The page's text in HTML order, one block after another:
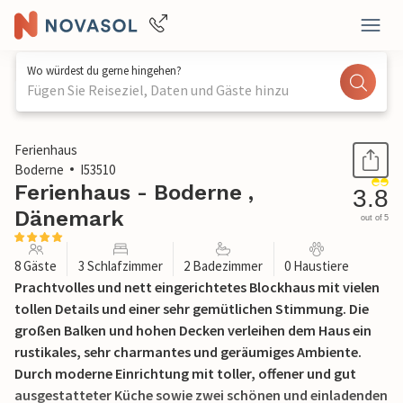
Wo würdest du gerne hingehen?
Fügen Sie Reiseziel, Daten und Gäste hinzu
1 / 18
Ferienhaus
Boderne
I53510
Ferienhaus - Boderne ,
Dänemark
3.8
out of 5
8 Gäste 3 Schlafzimmer 2 Badezimmer 0 Haustiere
Prachtvolles und nett eingerichtetes Blockhaus mit vielen
tollen Details und einer sehr gemütlichen Stimmung. Die
großen Balken und hohen Decken verleihen dem Haus ein
rustikales, sehr charmantes und geräumiges Ambiente.
Durch moderne Einrichtung mit toller, offener und gut
ausgestatteter Küche sowie zwei schönen und einladenden